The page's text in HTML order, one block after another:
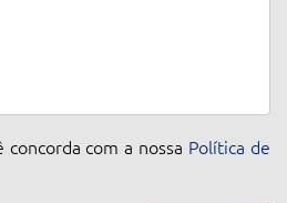
com a nossa Política de